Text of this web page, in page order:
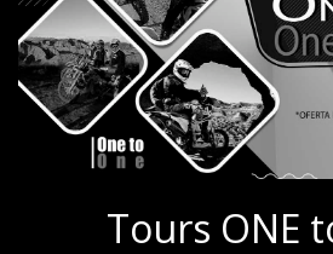
Tours ONE